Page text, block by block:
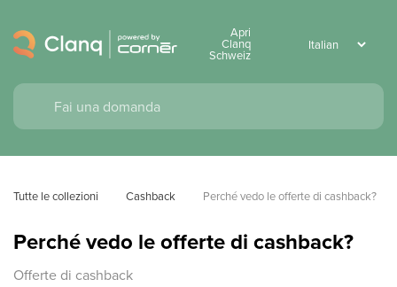
Apri
Clanq
Schweiz
Tutte le collezioni Cashback Perché vedo le offerte di cashback?
Perché vedo le offerte di cashback?
Offerte di cashback